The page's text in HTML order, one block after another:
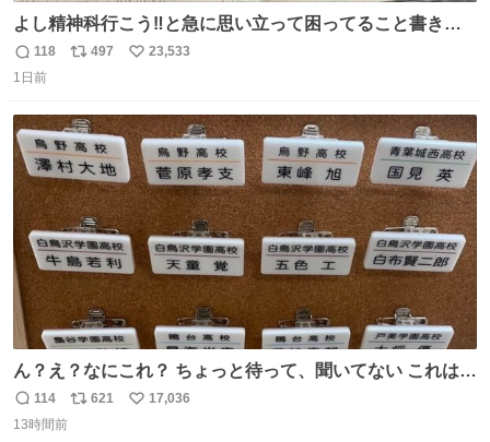
よし精神科行こう‼️と急に思い立って困ってること書き出
してたらペン止まらなくなってすごい勢いで埋まってワロ
タ
返
信
118
リ
ト
数
497
い
数
23,533
1日前
ん？え？なにこれ？ ちょっと待って、聞いてない これは販
売されているのもですか？
返
信
114
リ
621
い
17,036
13時間前